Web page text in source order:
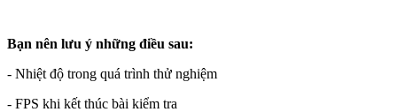
Bạn nên lưu ý những điều sau:
- Nhiệt độ trong quá trình thử nghiệm
- FPS khi kết thúc bài kiểm tra